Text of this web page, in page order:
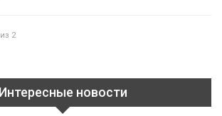
2
Интересные новости